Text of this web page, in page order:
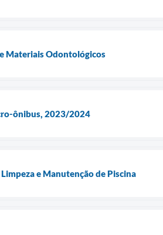
Materiais Odontológicos
ônibus, 2023/2024
e Manutenção de Piscina